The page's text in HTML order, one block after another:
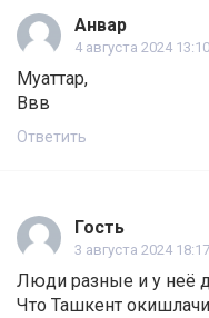
Анвар
4 августа 2024 13:10
Муаттар,
Ввв
Ответить
Гость
3 августа 2024 18:17
Люди разные и у неё
Что Ташкент